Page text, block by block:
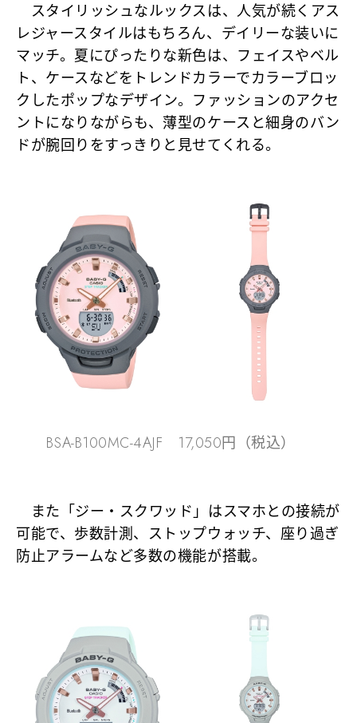
スタイリッシュなルックスは、人気が続くアス
レジャースタイルはもちろん、デイリーな装いに
マッチ。夏にぴったりな新色は、フェイスやベル
ト、ケースなどをトレンドカラーでカラーブロッ
クしたポップなデザイン。ファッションのアクセ
ントになりながらも、薄型のケースと細身のバン
ドが腕回りをすっきりと見せてくれる。
BSA-B100MC-4AJF 17,050円（税込）
また「ジー・スクワッド」はスマホとの接続が
可能で、歩数計測、ストップウォッチ、座り過ぎ
防止アラームなど多数の機能が搭載。